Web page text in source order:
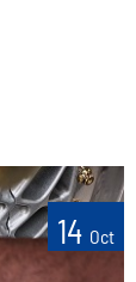
14 Oct